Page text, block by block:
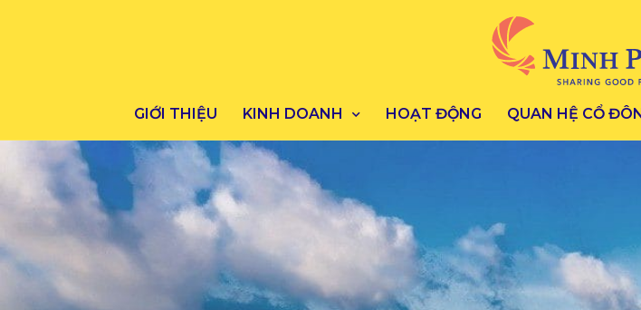
GIỚI THIỆU KINH DOANH HOẠT ĐỘNG QUAN HỆ CỔ